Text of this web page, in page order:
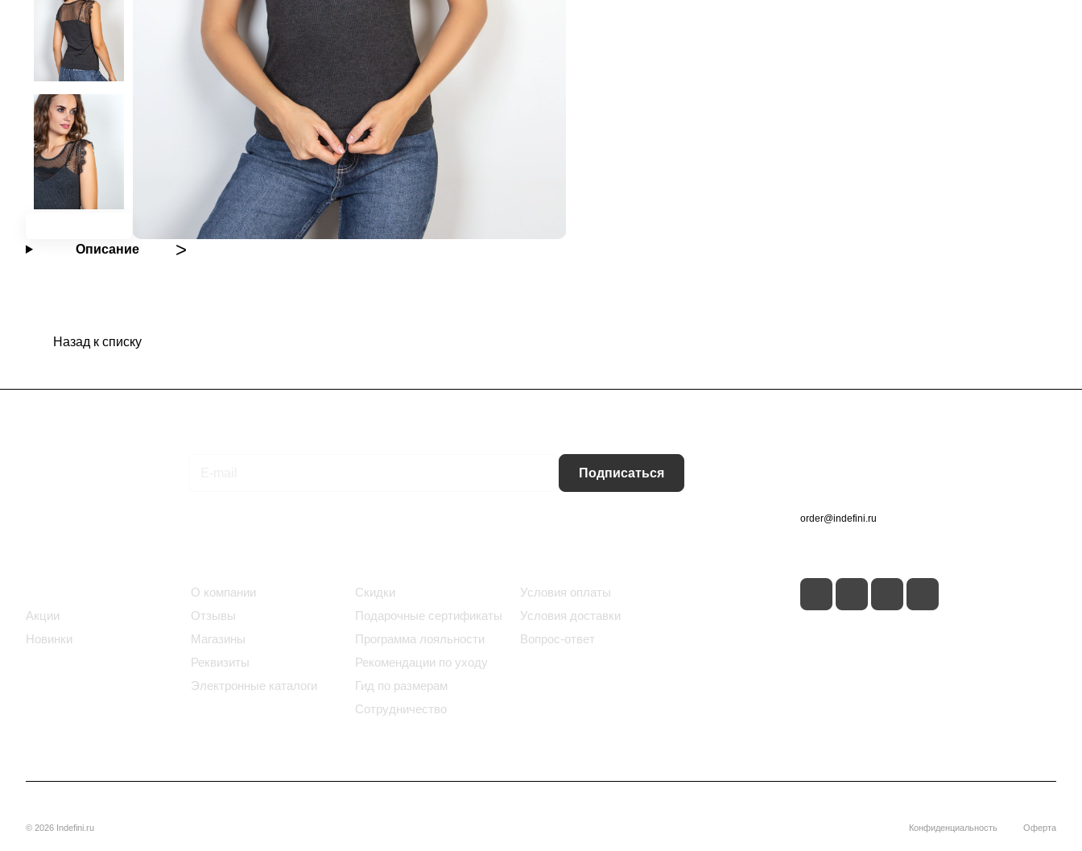
Описание
Назад к списку
Подписаться
Акции
Новинки
О компании
Отзывы
Магазины
Реквизиты
Электронные каталоги
Скидки
Подарочные сертификаты
Программа лояльности
Рекомендации по уходу
Гид по размерам
Сотрудничество
Условия оплаты
Условия доставки
Вопрос-ответ
order@indefini.ru
© 2026 Indefini.ru Конфиденциальность Оферта